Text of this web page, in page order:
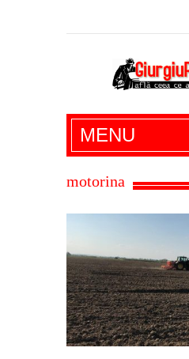
Giurgiu Pe
administratie
economic,
MENU
motorina